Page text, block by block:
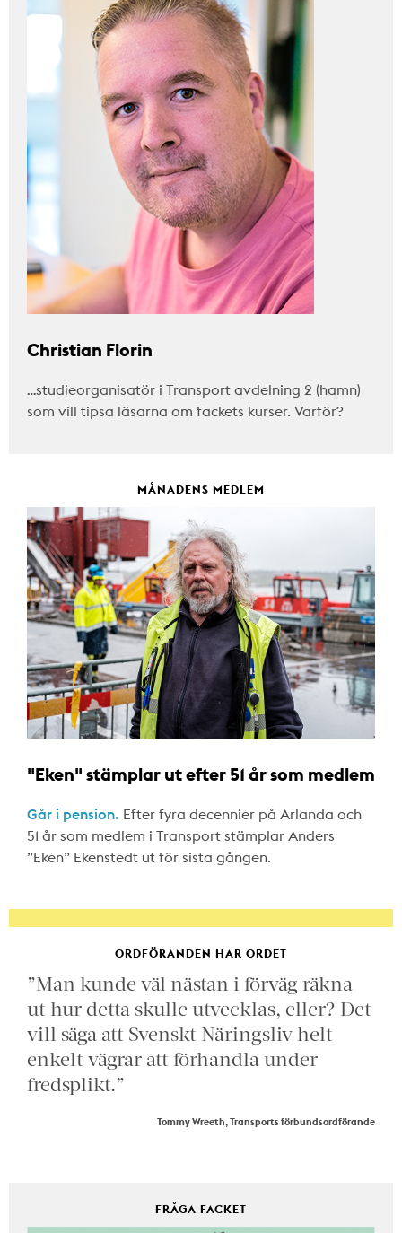
Christian Florin
…studieorganisatör i Transport avdelning 2 (hamn)
som vill tipsa läsarna om fackets kurser. Varför?
MÅNADENS MEDLEM
"Eken" stämplar ut efter 51 år som medlem
Går i pension. Efter fyra decennier på Arlanda och
51 år som medlem i Transport stämplar Anders
”Eken” Ekenstedt ut för sista gången.
ORDFÖRANDEN HAR ORDET
”Man kunde väl nästan i förväg räkna
ut hur detta skulle utvecklas, eller? Det
vill säga att Svenskt Näringsliv helt
enkelt vägrar att förhandla under
fredsplikt.”
Tommy Wreeth, Transports förbundsordförande
FRÅGA FACKET